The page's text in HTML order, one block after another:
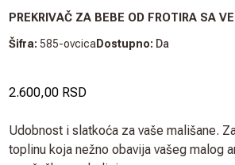
PREKRIVAČ ZA BEBE OD FROTIRA SA
Šifra: 585-ovcicaDostupno: Da
2.600,00 RSD
Udobnost i slatkoća za vaše mališane.
toplinu koja nežno obavija vašeg malog